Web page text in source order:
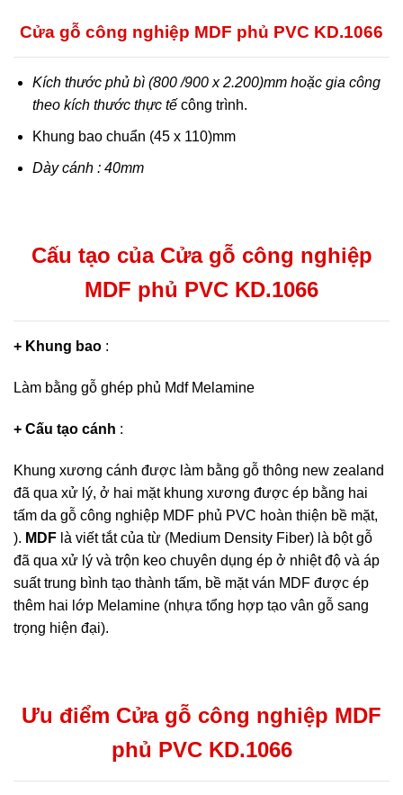
Cửa gỗ công nghiệp MDF phủ PVC KD.1066
Kích thước phủ bì (800 /900 x 2.200)mm hoặc gia công
theo kích thước thực tế công trình.
Khung bao chuẩn (45 x 110)mm
Dày cánh : 40mm
Cấu tạo của Cửa gỗ công nghiệp
MDF phủ PVC KD.1066
+ Khung bao :
Làm bằng gỗ ghép phủ Mdf Melamine
+ Cấu tạo cánh :
Khung xương cánh được làm bằng gỗ thông new zealand
đã qua xử lý, ở hai mặt khung xương được ép bằng hai
tấm da gỗ công nghiệp MDF phủ PVC hoàn thiện bề mặt,
). MDF là viết tắt của từ (Medium Density Fiber) là bột gỗ
đã qua xử lý và trộn keo chuyên dụng ép ở nhiệt độ và áp
suất trung bình tạo thành tấm, bề mặt ván MDF được ép
thêm hai lớp Melamine (nhựa tổng hợp tạo vân gỗ sang
trọng hiện đại).
Ưu điểm Cửa gỗ công nghiệp MDF
phủ PVC KD.1066